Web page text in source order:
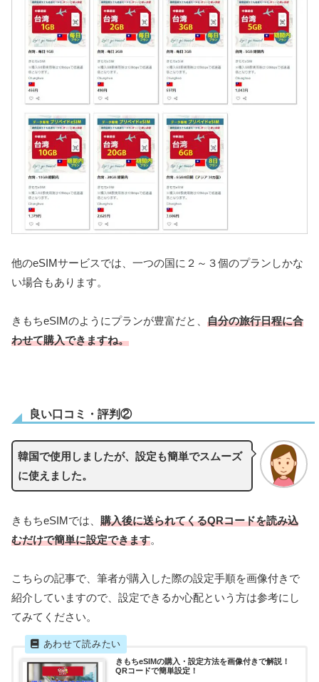
他のeSIMサービスでは、一つの国に２～３個のプランしかな
い場合もあります。
きもちeSIMのようにプランが豊富だと、 自分の旅行日程に合
わせて購入できますね。
良い口コミ・評判②
韓国で使用しましたが、設定も簡単でスムーズ
に使えました。
きもちeSIMでは、 購入後に送られてくるQRコードを読み込
むだけで簡単に設定できます。
こちらの記事で、筆者が購入した際の設定手順を画像付きで
紹介していますので、設定できるか心配という方は参考にし
てみてください。
きもちeSIMの購入・設定方法を画像付きで解説！
QRコードで簡単設定！